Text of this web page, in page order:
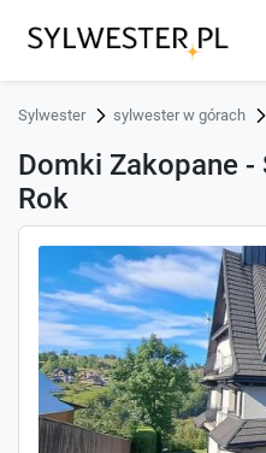
Sylwester sylwester w górach
Domki Zakopane
Rok